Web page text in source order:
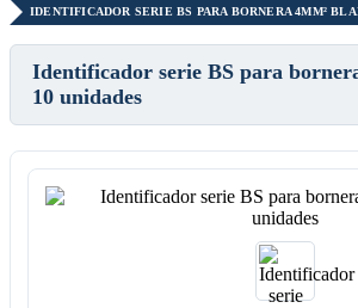
IDENTIFICADOR SERIE BS PARA BORNERA 4MM²
Identificador serie BS para
10 unidades